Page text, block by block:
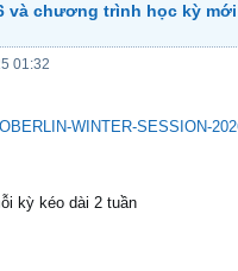
chương trình học kỳ
01:32
WINTER-SESSION-
kỳ kéo dài 2 tuần